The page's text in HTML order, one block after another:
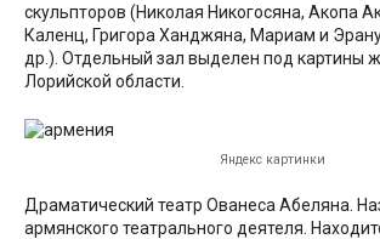
скульпторов (Николая Никогосяна, Акопа
Каленц, Григора Ханджяна, Мариам и
др.). Отдельный зал выделен под картины
Лорийской области.
Яндекс картинки
Драматический театр Ованеса Абеляна.
армянского театрального деятеля.